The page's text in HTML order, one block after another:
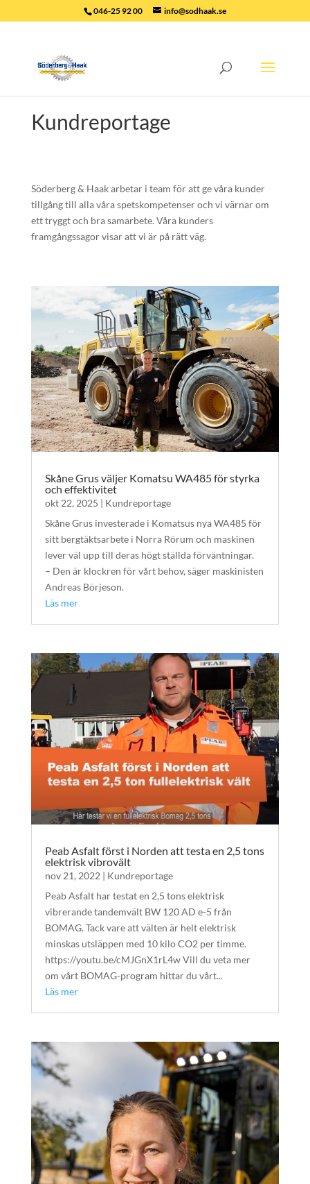
046-25 92 00 info@sodhaak.se
Kundreportage
Söderberg & Haak arbetar i team för att ge våra kunder
tillgång till alla våra spetskompetenser och vi värnar om
ett tryggt och bra samarbete. Våra kunders
framgångssagor visar att vi är på rätt väg.
Skåne Grus väljer Komatsu WA485 för styrka
och effektivitet
okt 22, 2025 | Kundreportage
Skåne Grus investerade i Komatsus nya WA485 för
sitt bergtäktsarbete i Norra Rörum och maskinen
lever väl upp till deras högt ställda förväntningar.
– Den är klockren för vårt behov, säger maskinisten
Andreas Börjeson.
Läs mer
Peab Asfalt först i Norden att testa en 2,5 tons
elektrisk vibrovält
nov 21, 2022 | Kundreportage
Peab Asfalt har testat en 2,5 tons elektrisk
vibrerande tandemvält BW 120 AD e-5 från
BOMAG. Tack vare att välten är helt elektrisk
minskas utsläppen med 10 kilo CO2 per timme.
https://youtu.be/cMJGnX1rL4w Vill du veta mer
om vårt BOMAG-program hittar du vårt...
Läs mer